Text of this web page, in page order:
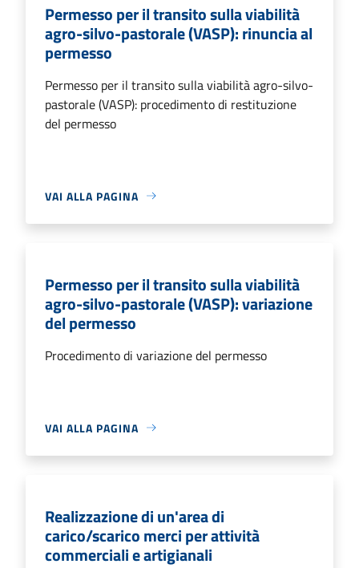
Permesso per il transito sulla viabilità
agro-silvo-pastorale (VASP): rinuncia al
permesso
Permesso per il transito sulla viabilità agro-silvo-
pastorale (VASP): procedimento di restituzione
del permesso
VAI ALLA PAGINA
Permesso per il transito sulla viabilità
agro-silvo-pastorale (VASP): variazione
del permesso
Procedimento di variazione del permesso
VAI ALLA PAGINA
Realizzazione di un'area di
carico/scarico merci per attività
commerciali e artigianali